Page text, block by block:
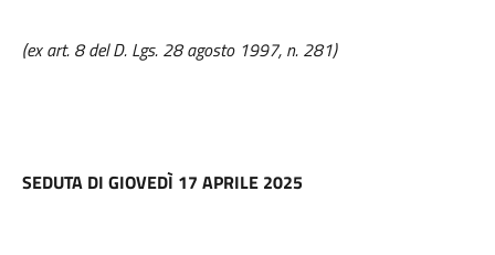
(ex art. 8 del D. Lgs. 28 agosto 1997, n. 281)
SEDUTA DI GIOVEDÌ 17 APRILE 2025